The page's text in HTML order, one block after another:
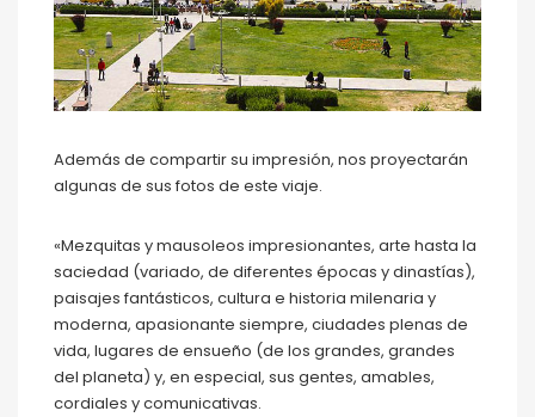
Además de compartir su impresión, nos proyectarán
algunas de sus fotos de este viaje.
«Mezquitas y mausoleos impresionantes, arte hasta la
saciedad (variado, de diferentes épocas y dinastías),
paisajes fantásticos, cultura e historia milenaria y
moderna, apasionante siempre, ciudades plenas de
vida, lugares de ensueño (de los grandes, grandes
del planeta) y, en especial, sus gentes, amables,
cordiales y comunicativas.